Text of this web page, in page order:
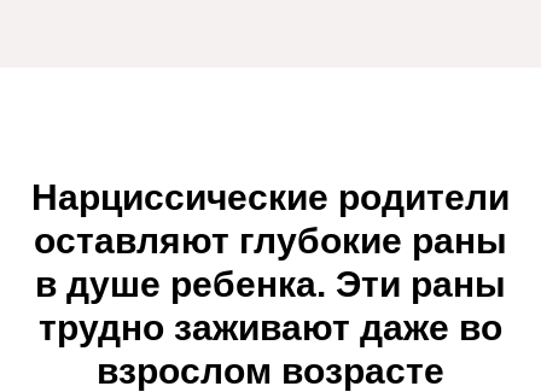
Нарциссические родители
оставляют глубокие раны
в душе ребенка. Эти раны
трудно заживают даже во
взрослом возрасте